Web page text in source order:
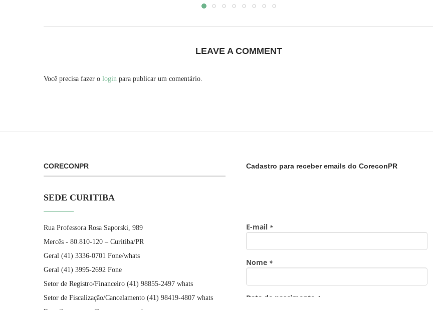
LEAVE A COMMENT
Você precisa fazer o login para publicar um comentário.
CORECONPR
SEDE CURITIBA
Rua Professora Rosa Saporski, 989
Mercês - 80.810-120 – Curitiba/PR
Geral (41) 3336-0701 Fone/whats
Geral (41) 3995-2692 Fone
Setor de Registro/Financeiro (41) 98855-2497 whats
Setor de Fiscalização/Cancelamento (41) 98419-4807 whats
Cadastro para receber emails do CoreconPR